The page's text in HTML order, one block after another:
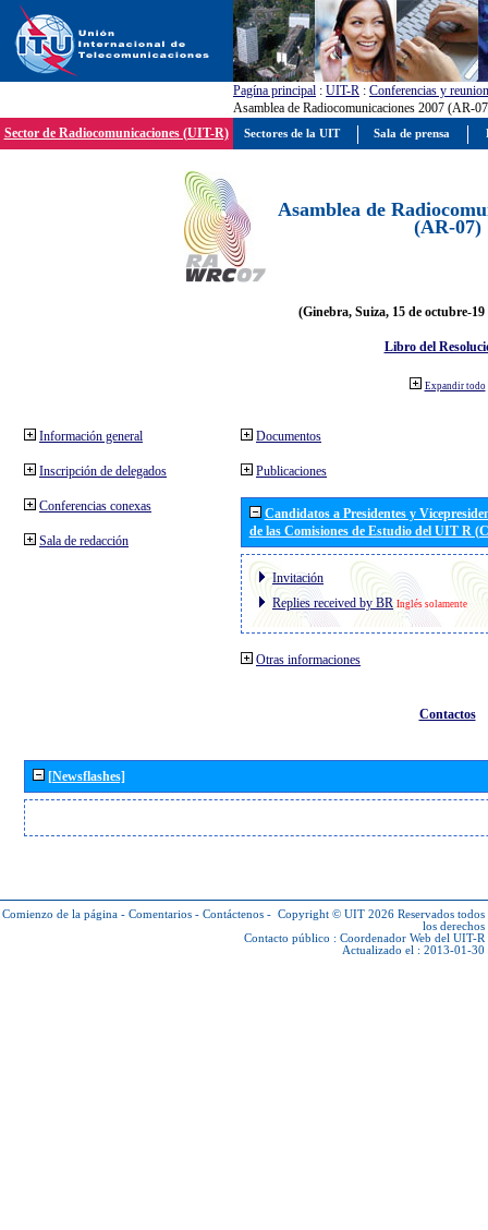
Pagína principal : UIT-R : Conferencias y
Asamblea de Radiocomunicaciones 2007 (AR-
Sector de Radiocomunicaciones (UIT-R)
Asamblea de
(AR-07)
(Ginebra, Suiza, 15 de octubre-19
Libro del
Expandir todo
Información general
Inscripción de delegados
Conferencias conexas
Sala de redacción
Documentos
Publicaciones
Candidatos a Presidentes y
de las Comisiones de Estudio del UIT R
Invitación
Replies received by BR Inglés solamente
Otras informaciones
Contactos
[Newsflashes]
Comienzo de la página - Comentarios - Contáctenos - Copyright © UIT 2026 Reservados todos
los derechos
Contacto público : Coordenador Web del UIT-R
Actualizado el : 2013-01-30
Sectores de la UIT Sala de prensa